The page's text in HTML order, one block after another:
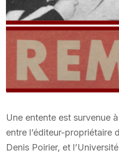
Une entente est survenue
entre l’éditeur-propriétaire
Denis Poirier, et